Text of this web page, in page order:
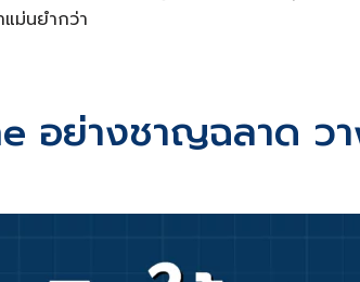
แม่นยำกว่า
อย่างชาญฉลาด วา